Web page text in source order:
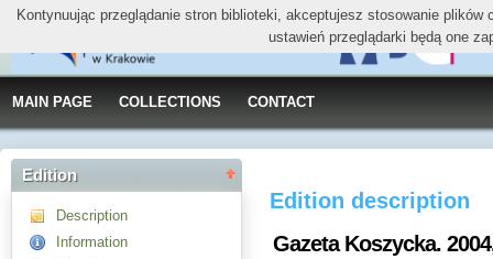
MAIN PAGE COLLECTIONS CONTACT
Edition
Description
Information
Edition description
Gazeta Koszycka.
Kontynuując przeglądanie stron biblioteki, akceptujesz stosowanie
ustawień przeglądarki będą one